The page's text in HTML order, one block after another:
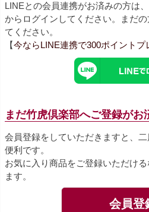
LINEとの会員連携がお済みの方は
からログインしてください。まだの
てください。
【今ならLINE連携で300ポイントプ
まだ竹虎倶楽部へご登録がお
会員登録をしていただきますと、
便利です。
お気に入り商品をご登録いただけ
ます。
会員登